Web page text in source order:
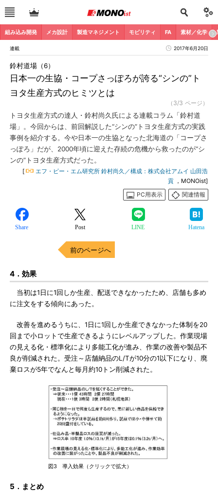
組み込み開発 メカ設計 製造マネジメント モビリティ FA 素材／化学
連載 2017年6月20日
日本一の生協・コープさっぽろが誇る“シンの”ト
ヨタ生産方式のヒミツとは
鈴村道場（6）
（3/3 ページ）
トヨタ生産方式の達人・鈴村尚久氏による連載コラム「鈴村道
場」。今回からは、前回解説した“シンの”トヨタ生産方式の実践
事例を紹介する。今や日本一の生協となった北海道の「コープさ
っぽろ」だが、2000年頃に迎えた存続の危機から救ったのが“シ
ンの”トヨタ生産方式だった。
[
エフ・ピー・エム研究所 鈴村尚久／構成：株式会社アムイ 山田浩
貢 ，MONOist]
PC用表示
関連情報
Share Post LINE Hatena
前のページへ
4．効果
当初は1日に1回しか生産、配送できなかったため、店舗も多め
に注文をする傾向にあった。
改善を進めるうちに、1日に1回しか生産できなかった体制を20
回まで小ロットで生産できるようにレベルアップした。作業現場
の見える化・標準化により多能工化が進み、作業の改善や製品不
良が削減された。受注～店舗納品のL/Tが10分の1以下になり、廃
棄ロスが5年でなんと毎月約10トン削減された。
図3 導入効果（クリックで拡大）
5．まとめ